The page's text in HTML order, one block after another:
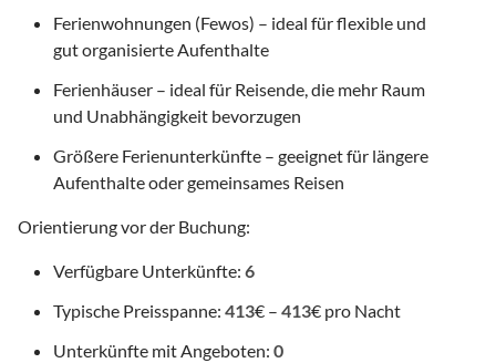
Ferienwohnungen (Fewos) – ideal für flexible und
gut organisierte Aufenthalte
Ferienhäuser – ideal für Reisende, die mehr Raum
und Unabhängigkeit bevorzugen
Größere Ferienunterkünfte – geeignet für längere
Aufenthalte oder gemeinsames Reisen
Orientierung vor der Buchung:
Verfügbare Unterkünfte: 6
Typische Preisspanne: 413€ – 413€ pro Nacht
Unterkünfte mit Angeboten: 0